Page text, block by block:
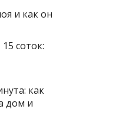
и как он
соток:
как
дом и